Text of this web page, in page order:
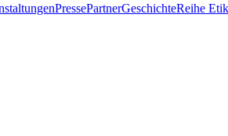
PressePartnerGeschichteReihe